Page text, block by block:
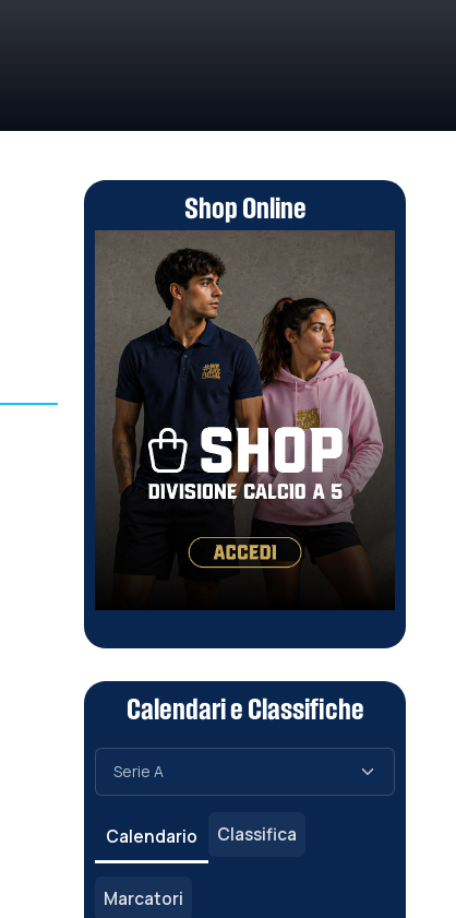
Shop Online
Calendari e Classifiche
Calendario Classifica
Marcatori